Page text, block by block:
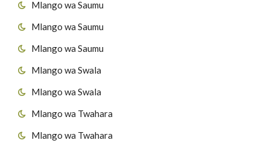
Mlango wa Saumu
Mlango wa Saumu
Mlango wa Saumu
Mlango wa Swala
Mlango wa Swala
Mlango wa Twahara
Mlango wa Twahara